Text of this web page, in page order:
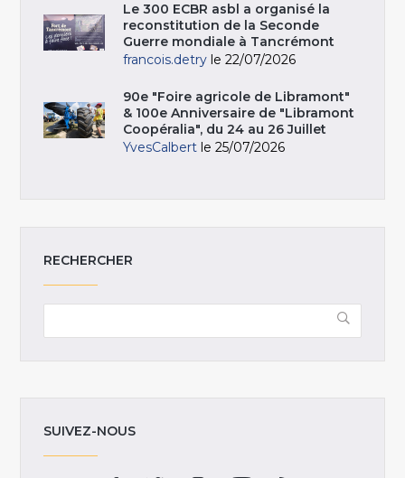
Le 300 ECBR asbl a organisé la
reconstitution de la Seconde
Guerre mondiale à Tancrémont
francois.detry le 22/07/2026
90e "Foire agricole de Libramont"
& 100e Anniversaire de "Libramont
Coopéralia", du 24 au 26 Juillet
YvesCalbert le 25/07/2026
RECHERCHER
SUIVEZ-NOUS